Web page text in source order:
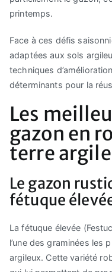
printemps.
Face à ces défis
adaptées aux sols
techniques
déterminants pour la
Les
gazon en
terre
Le gazon
fétuque
La fétuque élevée
l’une des graminées les
argileux. Cette variété